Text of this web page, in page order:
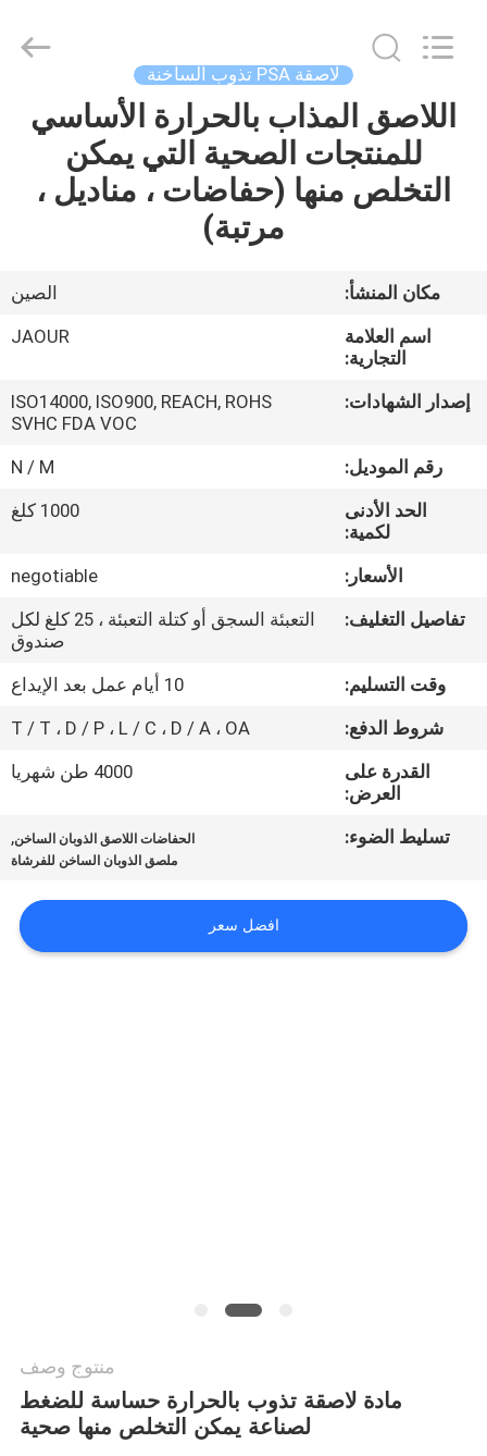
بيت
منتجات
المصنع
مراقبة
الجودة
بنا
أخبار
القضايا
اطلب
عرض
أسعار
خريطة
Adhesive
Products
لاصقة PSA تذوب الساخنة
اللاصق المذاب بالحرارة الأساسي
للمنتجات الصحية التي يمكن
التخلص منها (حفاضات ، مناديل ،
مرتبة)
مكان المنشأ:
الصين
اسم العلامة
التجارية:
JAOUR
إصدار الشهادات:
ISO14000, ISO900, REACH, ROHS
SVHC FDA VOC
رقم الموديل:
N / M
الحد الأدنى
لكمية:
1000 كلغ
الأسعار:
negotiable
تفاصيل التغليف:
التعبئة السجق أو كتلة التعبئة ، 25 كلغ لكل
صندوق
وقت التسليم:
10 أيام عمل بعد الإيداع
شروط الدفع:
T / T ، D / P ، L / C ، D / A ، OA
القدرة على
العرض:
4000 طن شهريا
تسليط الضوء: الحفاضات اللاصق الذوبان الساخن,
ملصق الذوبان الساخن للفرشاة
افضل سعر
منتوج وصف
مادة لاصقة تذوب بالحرارة حساسة للضغط
لصناعة يمكن التخلص منها صحية